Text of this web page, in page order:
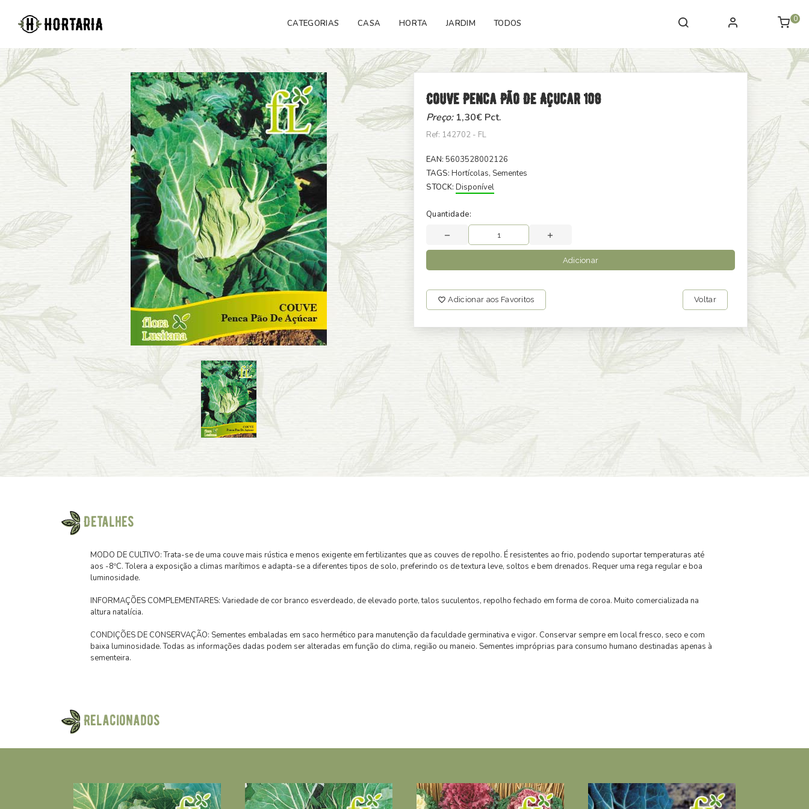
CATEGORIAS CASA HORTA JARDIM TODOS 0
Couve Penca Pão De Açucar 10g
Preço:1,30€ Pct.
Ref: 142702 - FL
EAN: 5603528002126
TAGS: Hortícolas, Sementes
STOCK: Disponível
Quantidade:
Adicionar
Adicionar aos Favoritos Voltar
Detalhes
MODO DE CULTIVO: Trata-se de uma couve mais rústica e menos exigente em fertilizantes que as couves de repolho. É resistentes ao frio, podendo suportar temperaturas até
aos -8ºC. Tolera a exposição a climas marítimos e adapta-se a diferentes tipos de solo, preferindo os de textura leve, soltos e bem drenados. Requer uma rega regular e boa
luminosidade.
INFORMAÇÕES COMPLEMENTARES: Variedade de cor branco esverdeado, de elevado porte, talos suculentos, repolho fechado em forma de coroa. Muito comercializada na
altura natalícia.
CONDIÇÕES DE CONSERVAÇÃO: Sementes embaladas em saco hermético para manutenção da faculdade germinativa e vigor. Conservar sempre em local fresco, seco e com
baixa luminosidade. Todas as informações dadas podem ser alteradas em função do clima, região ou maneio. Sementes impróprias para consumo humano destinadas apenas à
sementeira.
Relacionados